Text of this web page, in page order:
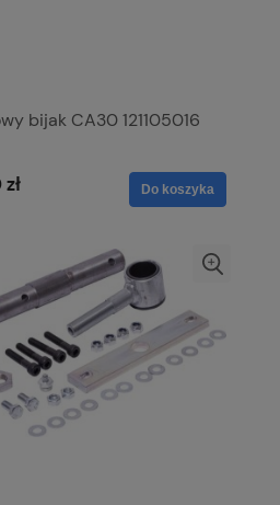
bijak CA30 121105016
Do koszyka